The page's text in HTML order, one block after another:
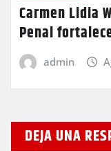
Carmen Lidia
Penal
admin
DEJA UNA